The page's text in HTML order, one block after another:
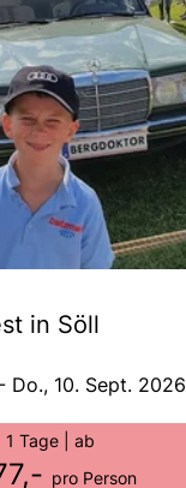
in Söll
Do., 10. Sept. 2026
1 Tage | ab
pro Person